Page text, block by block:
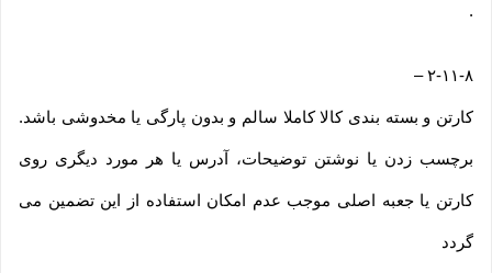
.
۲-۱۱-۸–
کارتن و بسته بندی کالا کاملا سالم و بدون پارگی یا مخدوشی باشد.
برچسب زدن یا نوشتن توضیحات، آدرس یا هر مورد دیگری روی
کارتن یا جعبه اصلی موجب عدم امکان استفاده از این تضمین می
گردد